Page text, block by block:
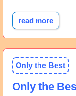
read more
Only the Best
Only the